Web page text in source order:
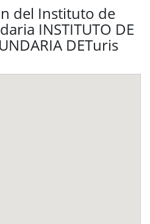
del Instituto de
INSTITUTO DE
DETuris